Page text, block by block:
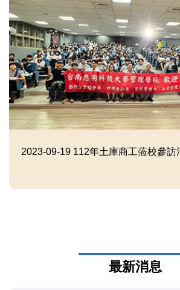
2023-09-19 112年土庫商工蒞校參訪
最新消息